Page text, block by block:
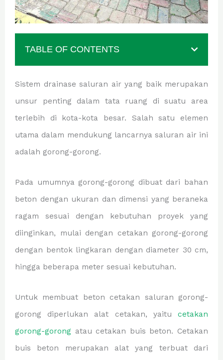
TABLE OF CONTENTS
Sistem drainase saluran air yang baik merupakan
unsur penting dalam tata ruang di suatu area
terlebih di kota-kota besar. Salah satu elemen
utama dalam mendukung lancarnya saluran air ini
adalah gorong-gorong.
Pada umumnya gorong-gorong dibuat dari bahan
beton dengan ukuran dan dimensi yang beraneka
ragam sesuai dengan kebutuhan proyek yang
diinginkan, mulai dengan cetakan gorong-gorong
dengan bentok lingkaran dengan diameter 30 cm,
hingga beberapa meter sesuai kebutuhan.
Untuk membuat beton cetakan saluran gorong-
gorong diperlukan alat cetakan, yaitu cetakan
gorong-gorong atau cetakan buis beton. Cetakan
buis beton merupakan alat yang terbuat dari